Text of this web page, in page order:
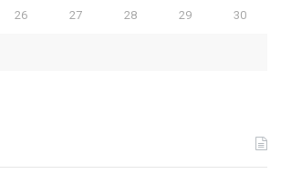
26 27 28 29 30